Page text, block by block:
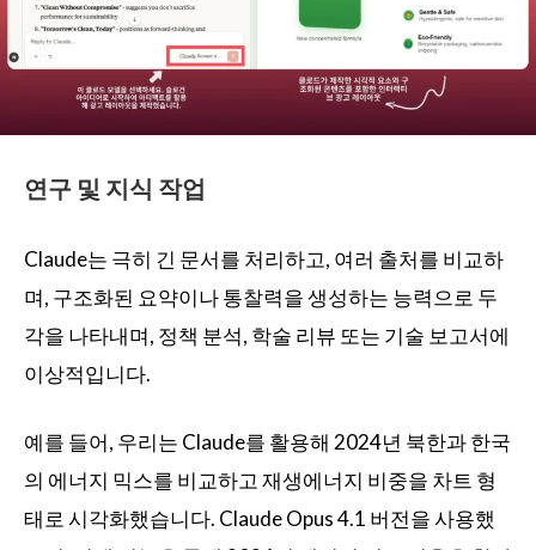
연구 및 지식 작업
Claude는 극히 긴 문서를 처리하고, 여러 출처를 비교하
며, 구조화된 요약이나 통찰력을 생성하는 능력으로 두
각을 나타내며, 정책 분석, 학술 리뷰 또는 기술 보고서에
이상적입니다.
예를 들어, 우리는 Claude를 활용해 2024년 북한과 한국
의 에너지 믹스를 비교하고 재생에너지 비중을 차트 형
태로 시각화했습니다. Claude Opus 4.1 버전을 사용했